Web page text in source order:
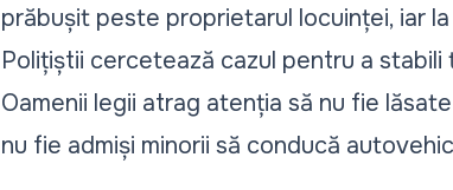
prăbușit peste proprietarul locuinței, iar
Polițiștii cercetează cazul pentru a
Oamenii legii atrag atenția să nu fie
nu fie admiși minorii să conducă